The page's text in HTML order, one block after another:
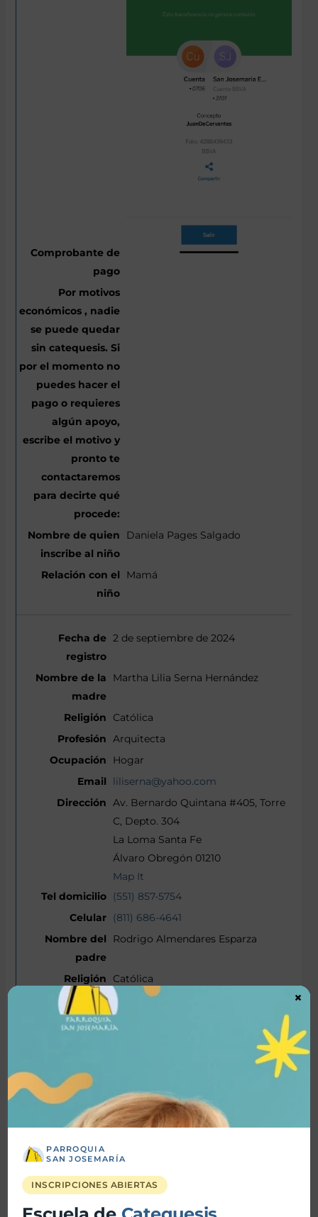
Daniela Pages Salgado
Mamá
2 de septiembre de 2024
Martha Lilia Serna Hernández
Católica
Arquitecta
Hogar
liliserna@yahoo.com
Av. Bernardo Quintana #405, Torre
C, Depto. 304
La Loma Santa Fe
Álvaro Obregón 01210
Map It
(551) 857-5754
(811) 686-4641
Rodrigo Almendares Esparza
Católica
IIS
almendaresrodrigo@yahoo.com.mx
Maite Almendares Serna
24/01/2014
Tomás Moro Maguey
PARROQUIA
SAN JOSEMARÍA
INSCRIPCIONES ABIERTAS
×